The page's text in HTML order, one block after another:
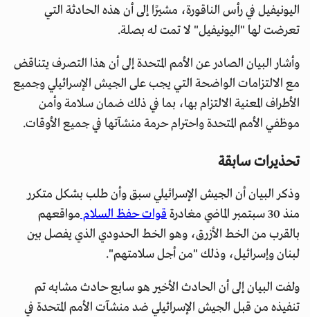
اليونيفيل في رأس الناقورة، مشيرًا إلى أن هذه الحادثة التي
تعرضت لها "اليونيفيل" لا تمت له بصلة.
وأشار البيان الصادر عن الأمم المتحدة إلى أن هذا التصرف يتناقض
مع الالتزامات الواضحة التي يجب على الجيش الإسرائيلي وجميع
الأطراف المعنية الالتزام بها، بما في ذلك ضمان سلامة وأمن
موظفي الأمم المتحدة واحترام حرمة منشآتها في جميع الأوقات.
تحذيرات سابقة
وذكر البيان أن الجيش الإسرائيلي سبق وأن طلب بشكل متكرر
منذ 30 سبتمبر الماضي مغادرة
قوات حفظ السلاممواقعهم
بالقرب من الخط الأزرق، وهو الخط الحدودي الذي يفصل بين
لبنان وإسرائيل، وذلك "من أجل سلامتهم".
ولفت البيان إلى أن الحادث الأخير هو سابع حادث مشابه تم
تنفيذه من قبل الجيش الإسرائيلي ضد منشآت الأمم المتحدة في